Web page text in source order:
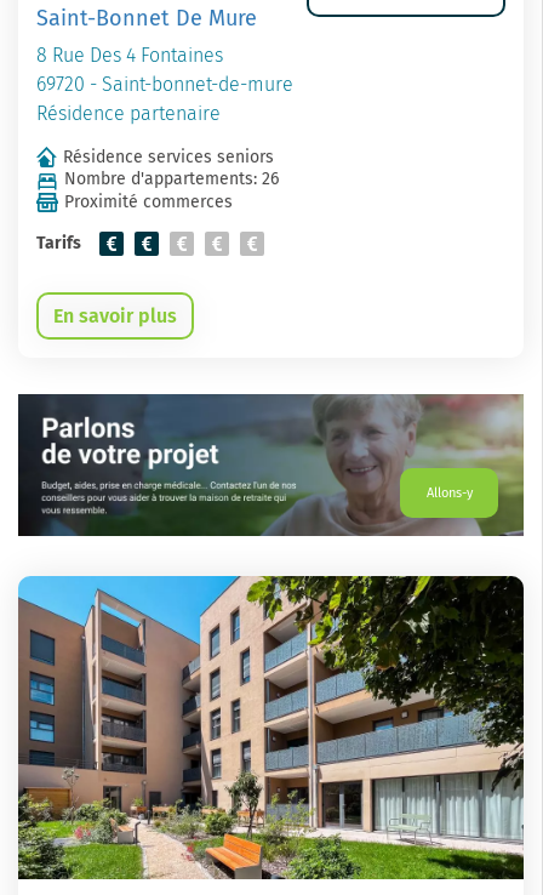
Saint-Bonnet De Mure
8 Rue Des 4 Fontaines
69720 - Saint-bonnet-de-mure
Résidence partenaire
Résidence services seniors
Nombre d'appartements: 26
Proximité commerces
Tarifs
En savoir plus
Allons-y